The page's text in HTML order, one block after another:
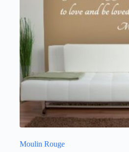
Moulin Rouge